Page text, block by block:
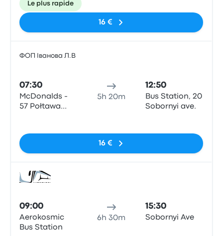
Le plus rapide
16 €
ФОП Іванова Л.В
07:30
McDonalds -
57 Połtawa
5h 20m
12:50
Bus Station, 20
Sobornyi ave.
16 €
09:00
Aerokosmic
Bus Station
6h 30m
15:30
Sobornyi Ave